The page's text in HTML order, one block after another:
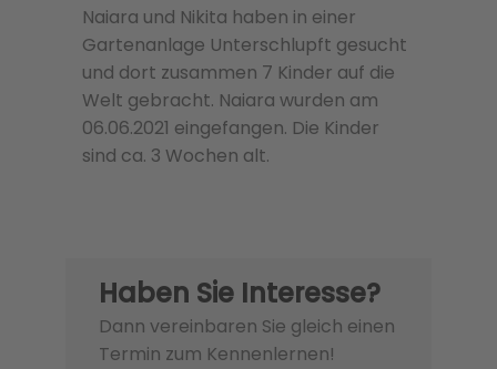
Naiara und Nikita haben in einer
Gartenanlage Unterschlupft gesucht
und dort zusammen 7 Kinder auf die
Welt gebracht. Naiara wurden am
06.06.2021 eingefangen. Die Kinder
sind ca. 3 Wochen alt.
Haben Sie Interesse?
Dann vereinbaren Sie gleich einen
Termin zum Kennenlernen!